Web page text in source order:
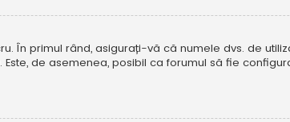
În primul rând, asigurați-vă că numele dvs. de
de asemenea, posibil ca forumul să fie